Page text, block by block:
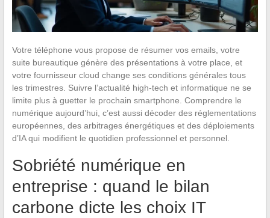
Votre téléphone vous propose de résumer vos emails, votre
suite bureautique génère des présentations à votre place, et
votre fournisseur cloud change ses conditions générales tous
les trimestres. Suivre l’actualité high-tech et informatique ne se
limite plus à guetter le prochain smartphone. Comprendre le
numérique aujourd’hui, c’est aussi décoder des réglementations
européennes, des arbitrages énergétiques et des déploiements
d’IA qui modifient le quotidien professionnel et personnel.
Sobriété numérique en
entreprise : quand le bilan
carbone dicte les choix IT